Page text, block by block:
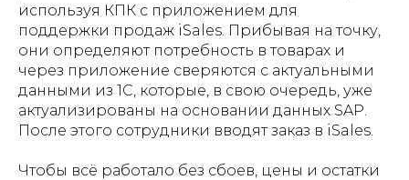
используя КПК с приложением для
поддержки продаж iSales. Прибывая на точку,
они определяют потребность в товарах и
через приложение сверяются с актуальными
данными из 1С, которые, в свою очередь, уже
актуализированы на основании данных SAP.
После этого сотрудники вводят заказ в iSales.
Чтобы всё работало без сбоев, цены и остатки